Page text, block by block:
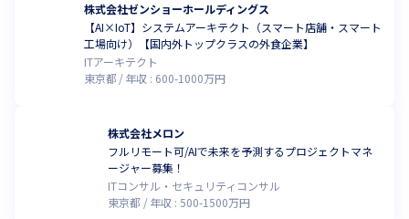
株式会社ゼンショーホールディングス
【AI×IoT】システムアーキテクト（スマート店舗・スマート
工場向け）【国内外トップクラスの外食企業】
ITアーキテクト
東京都
年収 : 600-1000万円
株式会社メロン
フルリモート可/AIで未来を予測するプロジェクトマネ
ージャー募集！
ITコンサル・セキュリティコンサル
東京都
年収 :500-1500万円